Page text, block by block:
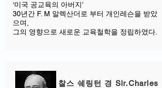
‘미국 공교육의 아버지’
30년간 F. M 알렉산더로 부터 ​개인레슨을 받았
으며,
그의 영향으로 새로운 교육철학을 정립하였다.
찰스 쉐링턴 경 Sir.Charles